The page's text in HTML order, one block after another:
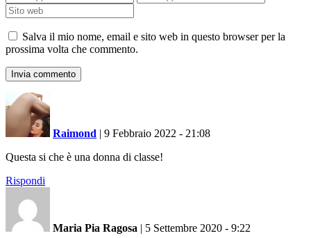
Salva il mio nome, email e sito web in questo browser per la
prossima volta che commento.
Raimond | 9 Febbraio 2022 - 21:08
Questa si che è una donna di classe!
Rispondi
Maria Pia Ragosa | 5 Settembre 2020 - 9:22